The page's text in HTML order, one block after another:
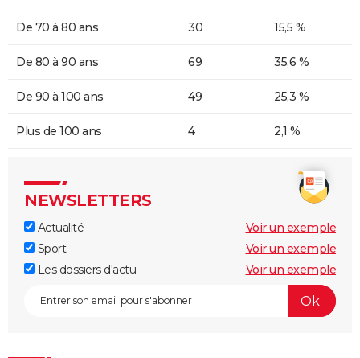
De 70 à 80 ans 30 15,5 %
De 80 à 90 ans 69 35,6 %
De 90 à 100 ans 49 25,3 %
Plus de 100 ans 4 2,1 %
NEWSLETTERS
Actualité
Voir un exemple
Sport
Voir un exemple
Les dossiers d'actu
Voir un exemple